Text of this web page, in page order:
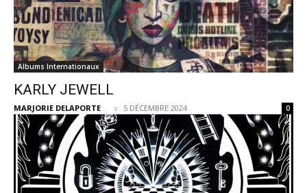
Albums Internationaux
KARLY JEWELL
MARJORIE DELAPORTE - 5 DÉCEMBRE 2024 0